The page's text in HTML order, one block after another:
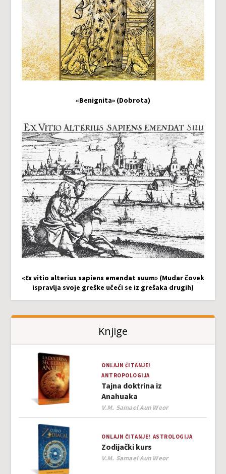
«Benignita» (Dobrota)
«Ex vitio alterius sapiens emendat suum» (Mudar čovek
ispravlja svoje greške učeći se iz grešaka drugih)
Knjige
ONLAJN ČITANJE!
ANTROPOLOGIJA
Tajna doktrina iz
Anahuaka
Author
V.M. Samael Aun Weor
ONLAJN ČITANJE! ASTROLOGIJA
Zodijački kurs
Author
V.M. Samael Aun Weor